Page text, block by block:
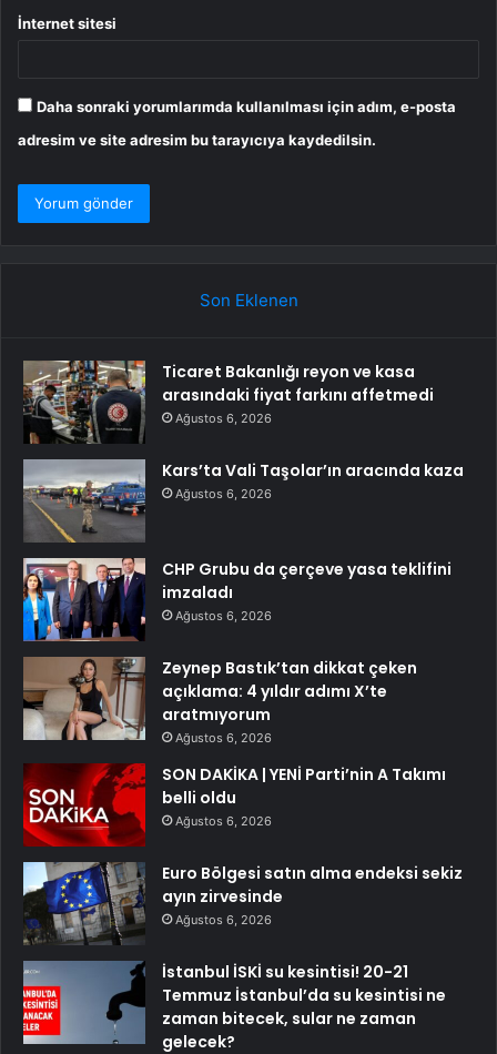
İnternet sitesi
Daha sonraki yorumlarımda kullanılması için adım, e-posta
adresim ve site adresim bu tarayıcıya kaydedilsin.
Son Eklenen
Ticaret Bakanlığı reyon ve kasa
arasındaki fiyat farkını affetmedi
Ağustos 6, 2026
Kars’ta Vali Taşolar’ın aracında kaza
Ağustos 6, 2026
CHP Grubu da çerçeve yasa teklifini
imzaladı
Ağustos 6, 2026
Zeynep Bastık’tan dikkat çeken
açıklama: 4 yıldır adımı X’te
aratmıyorum
Ağustos 6, 2026
SON DAKİKA | YENİ Parti’nin A Takımı
belli oldu
Ağustos 6, 2026
Euro Bölgesi satın alma endeksi sekiz
ayın zirvesinde
Ağustos 6, 2026
İstanbul İSKİ su kesintisi! 20-21
Temmuz İstanbul’da su kesintisi ne
zaman bitecek, sular ne zaman
gelecek?